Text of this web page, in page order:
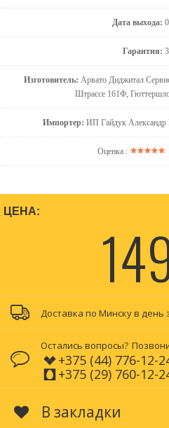
Дата выхода:
Гарантия:
Изготовитель: Арвато Диджитал
Штрассе 161Ф,
Импортер: ИП Гайдук Александр
Оценка :
ЦЕНА:
Доставка по Минску в день
Остались вопросы?
+375 (44) 776-12-
+375 (29) 760-12-
В закладки